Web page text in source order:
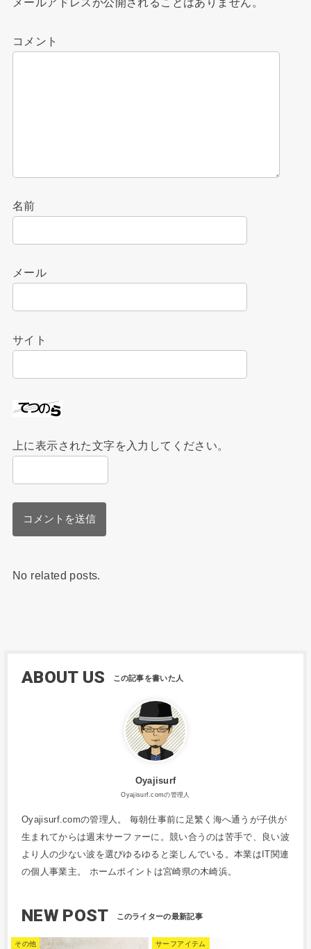
コメント
名前
メール
サイト
上に表示された文字を入力してください。
No related posts.
ABOUT US
Oyajisurf
Oyajisurf.comの管理人
Oyajisurf.comの管理人。 毎朝仕事前に足繁く海へ通うが子供が
生まれてからは週末サーファーに。競い合うのは苦手で、良い波
より人の少ない波を選びゆるゆると楽しんでいる。本業はIT関連
の個人事業主。 ホームポイントは宮崎県の木崎浜。
NEW POST
その他 サーフアイテム